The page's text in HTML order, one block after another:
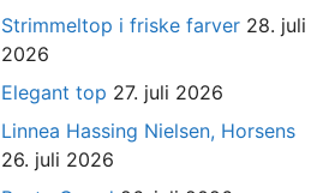
Strimmeltop i friske farver 28. juli
2026
Elegant top 27. juli 2026
Linnea Hassing Nielsen, Horsens
26. juli 2026